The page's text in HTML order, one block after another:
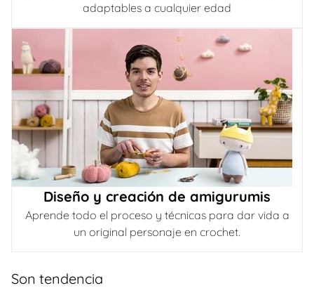
adaptables a cualquier edad
Diseño y creación de amigurumis
Aprende todo el proceso y técnicas para dar vida a
un original personaje en crochet.
Son tendencia